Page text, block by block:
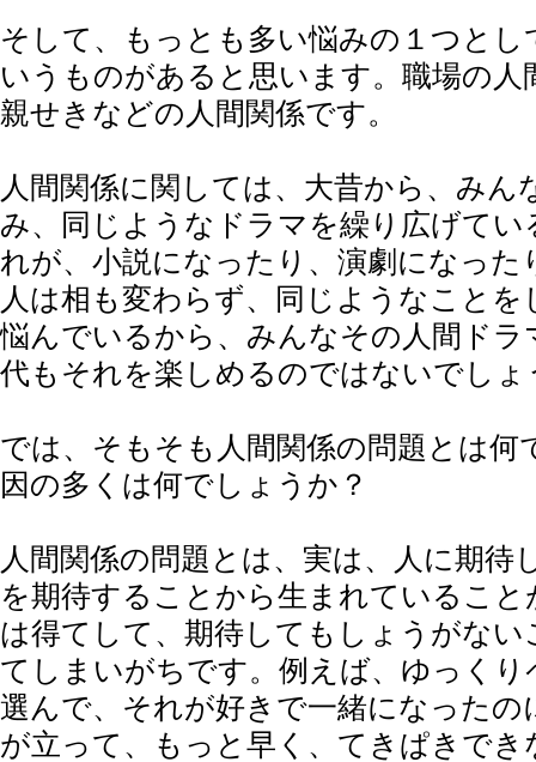
そして、もっとも多い悩みの１つとし
いうものがあると思います。職場の人
親せきなどの人間関係です。
人間関係に関しては、大昔から、みん
み、同じようなドラマを繰り広げて
れが、小説になったり、演劇になった
人は相も変わらず、同じようなこと
悩んでいるから、みんなその人間ドラ
代もそれを楽しめるのではないでしょ
では、そもそも人間関係の問題とは
因の多くは何でしょうか？
人間関係の問題とは、実は、人に期待
を期待することから生まれているこ
は得てして、期待してもしょうがない
てしまいがちです。例えば、ゆっく
選んで、それが好きで一緒になった
が立って、もっと早く、てきぱきで